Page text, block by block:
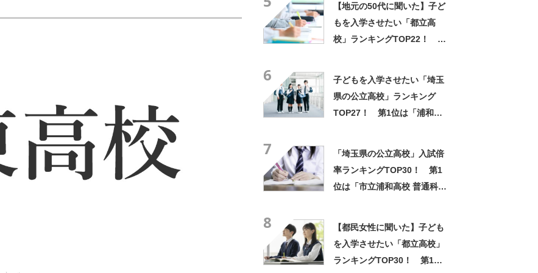
【地元の50代に聞いた】子ど
もを入学させたい「都立高
校」ランキングTOP22！ 第
6
子どもを入学させたい「埼玉
県の公立高校」ランキング
TOP27！ 第1位は「浦和高
7
「埼玉県の公立高校」入試倍
率ランキングTOP30！ 第1
位は「市立浦和高校 普通科」
8
【都民女性に聞いた】子ども
を入学させたい「都立高校」
ランキングTOP30！ 第1位